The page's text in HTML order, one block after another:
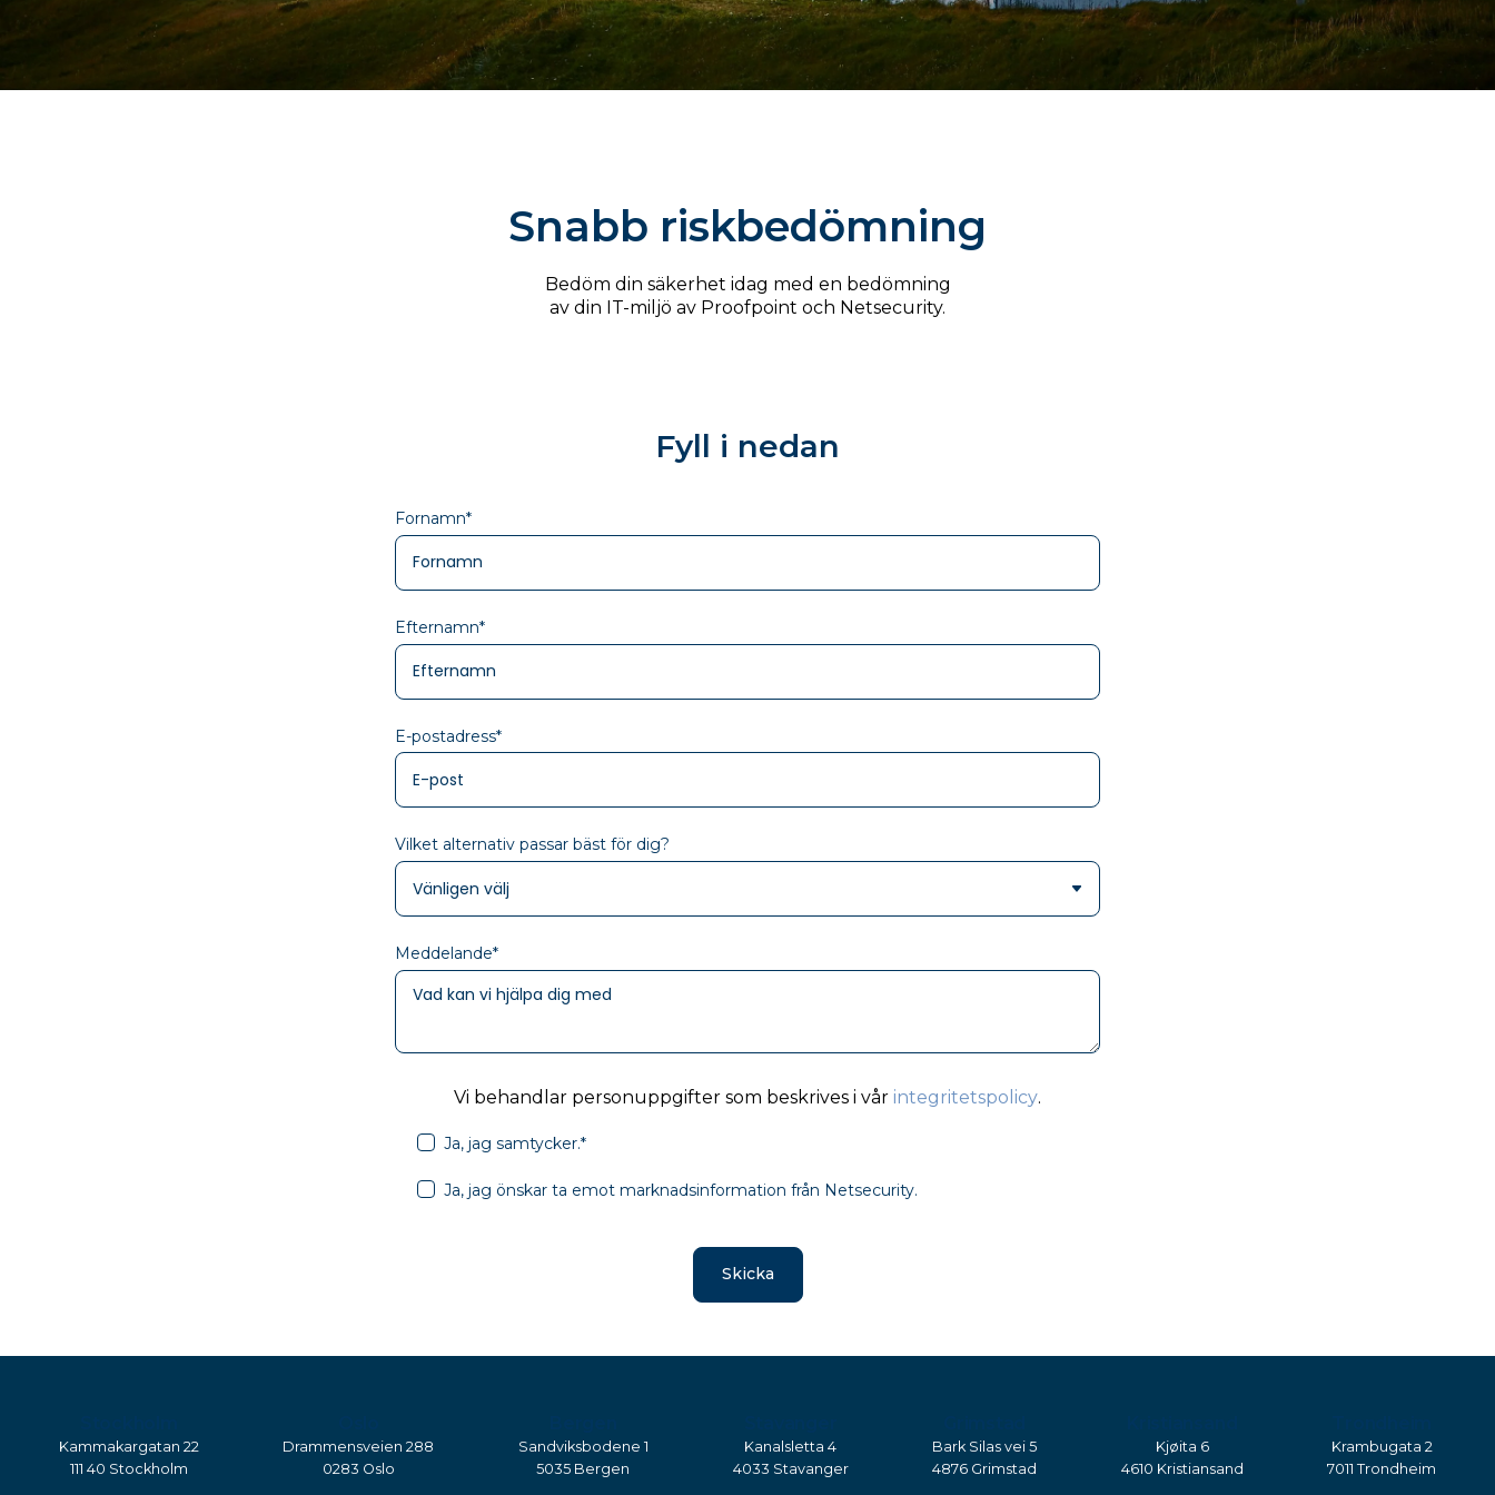
Snabb riskbedömning
Bedöm din säkerhet idag med en bedömning
av din IT-miljö av Proofpoint och Netsecurity.
Fyll i nedan
Fornamn*
Efternamn*
E-postadress*
Vilket alternativ passar bäst för dig?
Meddelande*
Vi behandlar personuppgifter som beskrives i vår integritetspolicy.
Ja, jag samtycker.*
Ja, jag önskar ta emot marknadsinformation från Netsecurity.
Kammakargatan 22
111 40 Stockholm
Drammensveien 288
0283 Oslo
Sandviksbodene 1
5035 Bergen
Kanalsletta 4
4033 Stavanger
Bark Silas vei 5
4876 Grimstad
Kjøita 6
4610 Kristiansand
Krambugata 2
7011 Trondheim